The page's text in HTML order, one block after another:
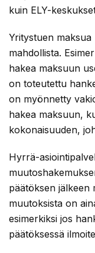
kuin ELY-
Yritystuen
mahdollista.
hakea maksuun
on toteutettu
on myönnetty
hakea maksuun,
kokonaisuuden,
Hyrrä-
päätöksen jälkeen
muutoksista on
esimerkiksi jos
päätöksessä